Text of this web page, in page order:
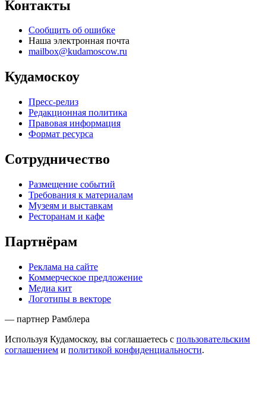
Контакты
Сообщить об ошибке
Наша электронная почта
mailbox@kudamoscow.ru
Кудамоскоу
Пресс-релиз
Редакционная политика
Правовая информация
Формат ресурса
Сотрудничество
Размещение событий
Требования к материалам
Музеям и выставкам
Ресторанам и кафе
Партнёрам
Реклама на сайте
Коммерческое предложение
Медиа кит
Логотипы в векторе
— партнер Рамблера
Используя Кудамоскоу, вы соглашаетесь с пользовательским
соглашением и политикой конфиденциальности.